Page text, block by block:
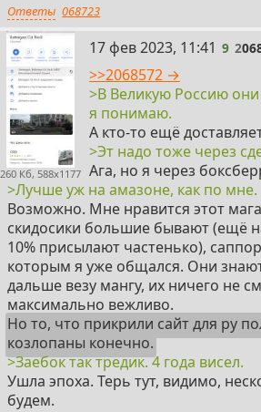
Ответы 068723
260 Кб, 588x1177
9
17 фев 2023, 11:41 9 2
>>2068572 →
>В Великую Россию они
я понимаю.
А кто-то ещё
>Эт надо тоже через
Ага, но я через
>Лучше уж на амазоне, как по мне.
Возможно. Мне нравится этот
скидосики большие бывают (ещё
10% присылают частенько),
которым я уже общался. Они
дальше везу мангу, их ничего не
максимально вежливо.
Но то, что прикрили сайт для ру
козлопаны конечно.
>Заебок так тредик. 4 года висел.
Ушла эпоха. Терь тут, видимо,
будем.